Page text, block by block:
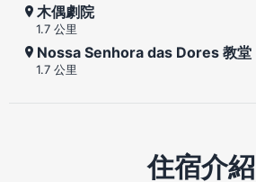
木偶劇院
1.7 公里
Nossa Senhora das Dores 教堂
1.7 公里
住宿介紹